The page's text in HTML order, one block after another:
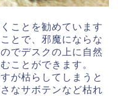
ことを勧めています
とで、邪魔にならな
でデスクの上に自然
ことができます。
が枯らしてしまうと
なサボテンなど枯れ